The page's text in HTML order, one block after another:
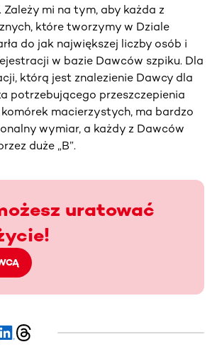
Zależy mi na tym, aby każda z
które tworzymy w Dziale
do jak największej liczby osób i
w bazie Dawców szpiku. Dla
którą jest znalezienie Dawcy dla
potrzebującego przeszczepienia
macierzystych, ma bardzo
wymiar, a każdy z Dawców
duże „B”.
uratować